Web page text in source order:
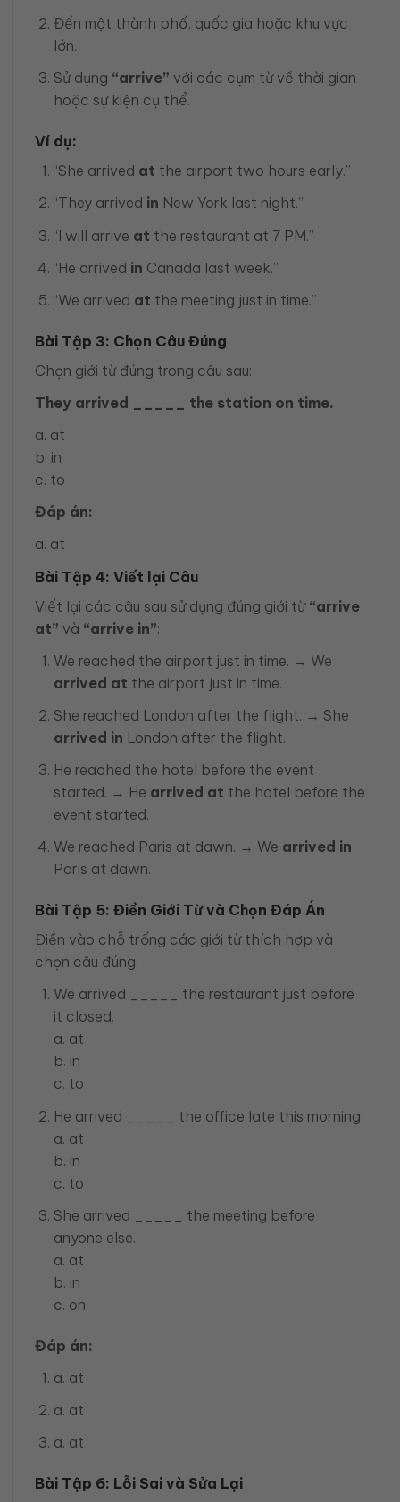
Đến một thành phố, quốc gia hoặc khu vực
lớn.
Sử dụng “arrive” với các cụm từ về thời gian
hoặc sự kiện cụ thể.
Ví dụ:
“She arrived at the airport two hours early.”
“They arrived in New York last night.”
“I will arrive at the restaurant at 7 PM.”
“He arrived in Canada last week.”
“We arrived at the meeting just in time.”
Bài Tập 3: Chọn Câu Đúng
Chọn giới từ đúng trong câu sau:
They arrived _____ the station on time.
a. at
b. in
c. to
Đáp án:
a. at
Bài Tập 4: Viết lại Câu
Viết lại các câu sau sử dụng đúng giới từ “arrive
at” và “arrive in”:
We reached the airport just in time. → We
arrived at the airport just in time.
She reached London after the flight. → She
arrived in London after the flight.
He reached the hotel before the event
started. → He arrived at the hotel before the
event started.
We reached Paris at dawn. → We arrived in
Paris at dawn.
Bài Tập 5: Điền Giới Từ và Chọn Đáp Án
Điền vào chỗ trống các giới từ thích hợp và
chọn câu đúng:
We arrived _____ the restaurant just before
it closed.
a. at
b. in
c. to
He arrived _____ the office late this morning.
a. at
b. in
c. to
She arrived _____ the meeting before
anyone else.
a. at
b. in
c. on
Đáp án:
a. at
a. at
a. at
Bài Tập 6: Lỗi Sai và Sửa Lại